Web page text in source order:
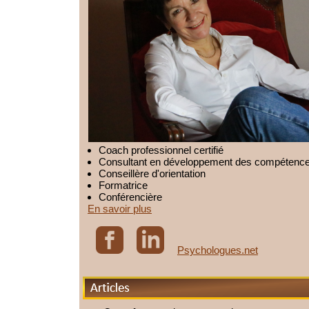
Coach professionnel certifié
Consultant en développement des
Conseillère d'orientation
Formatrice
Conférencière
En savoir plus
Psychologues.net
Articles